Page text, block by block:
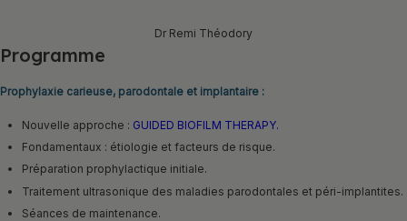
Dr Remi Théodory
Programme
Prophylaxie carieuse, parodontale et implantaire :
Nouvelle approche : GUIDED BIOFILM THERAPY.
Fondamentaux : étiologie et facteurs de risque.
Préparation prophylactique initiale.
Traitement ultrasonique des maladies parodontales et péri-implantites.
Séances de maintenance.